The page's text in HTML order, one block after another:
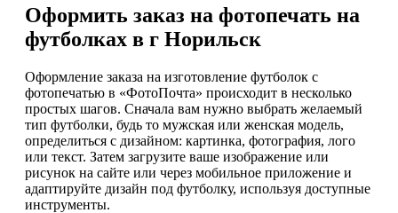
Оформить заказ на фотопечать на
футболках в г Норильск
Оформление заказа на изготовление футболок с
фотопечатью в «ФотоПочта» происходит в несколько
простых шагов. Сначала вам нужно выбрать желаемый
тип футболки, будь то мужская или женская модель,
определиться с дизайном: картинка, фотография, лого
или текст. Затем загрузите ваше изображение или
рисунок на сайте или через мобильное приложение и
адаптируйте дизайн под футболку, используя доступные
инструменты.